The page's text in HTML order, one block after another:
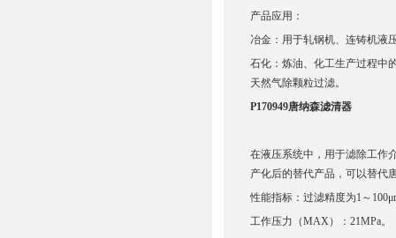
产品应用：
冶金：用于轧钢机、连铸机液
石化：炼油、化工生产过程中
天然气除颗粒过滤。
P170949唐纳森滤清器
在液压系统中，用于滤除工作
产化后的替代产品，可以替代
性能指标：过滤精度为1～
工作压力（MAX）：21MPa。